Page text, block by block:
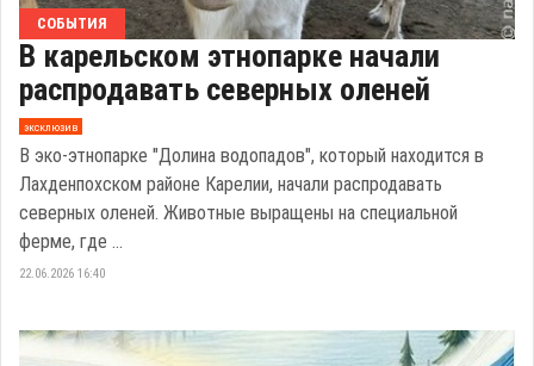
СОБЫТИЯ
В карельском этнопарке начали
распродавать северных оленей
эксклюзив
В эко-этнопарке "Долина водопадов", который находится в
Лахденпохском районе Карелии, начали распродавать
северных оленей. Животные выращены на специальной
ферме, где ...
22.06.2026 16:40